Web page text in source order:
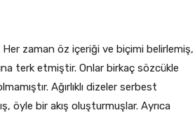
Her zaman öz içeriği ve biçimi belirlemiş,
terk etmiştir. Onlar birkaç sözcükle
Ağırlıklı dizeler serbest
öyle bir akış oluşturmuşlar. Ayrıca